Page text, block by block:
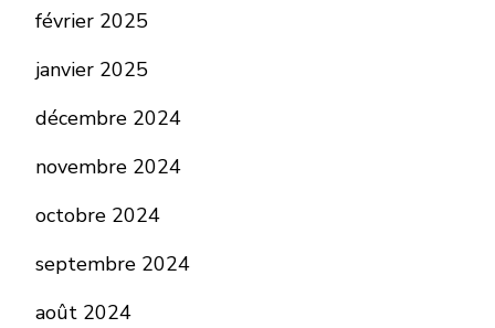
février 2025
janvier 2025
décembre 2024
novembre 2024
octobre 2024
septembre 2024
août 2024